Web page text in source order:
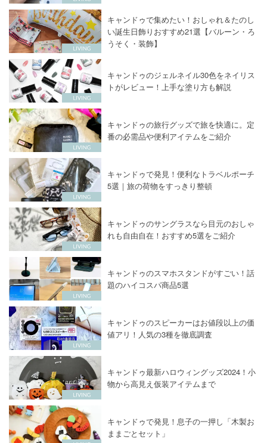
キャンドゥで集めたい！おしゃれ＆たのし
い誕生日飾りおすすめ21選【バルーン・ろ
うそく・装飾】
キャンドゥのジェルネイル30色をネイリス
トがレビュー！上手な塗り方も解説
キャンドゥの旅行グッズで旅を快適に。定
番の必需品や便利アイテムをご紹介
キャンドゥで発見！便利なトラベルポーチ
5選｜旅の荷物をすっきり整頓
キャンドゥのサングラスなら目元のおしゃ
れも自由自在！おすすめ5選をご紹介
キャンドゥのスマホスタンドがすごい！話
題のハイコスパ商品5選
キャンドゥのスピーカーはお値段以上の価
値アリ！人気の3種を徹底調査
キャンドゥ最新ハロウィングッズ2024！小
物から高見え仮装アイテムまで
キャンドゥで発見！息子の一押し「木製お
ままごとセット」